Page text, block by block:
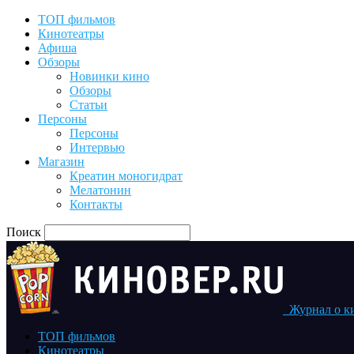
ТОП фильмов
Кинотеатры
Афиша
Обзоры
Новинки кино
Обзоры
Статьи
Персоны
Персоны
Интервью
Магазин
Креатин моногидрат
Мелатонин
Контакты
Поиск
Журнал о
ТОП фильмов
Кинотеатры